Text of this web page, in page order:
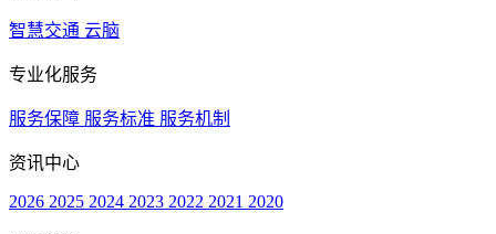
智慧交通 云脑
专业化服务
服务保障 服务标准 服务机制
资讯中心
2026 2025 2024 2023 2022 2021 2020